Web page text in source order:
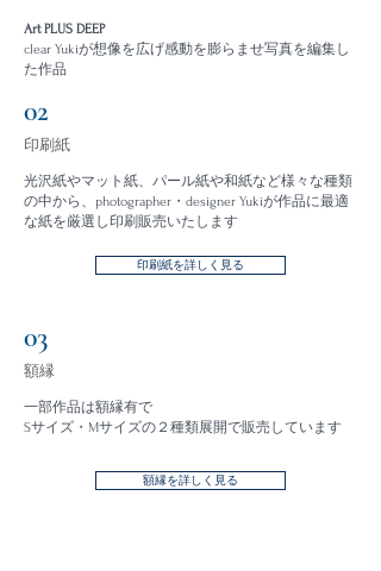
Art PLUS DEEP
clear Yukiが想像を広げ感動を膨らませ写真を編集し
た作品
02
印刷紙
光沢紙やマット紙、パール紙や和紙など様々な種類
の中から、 photographer・designer Yukiが作品に最適
な紙を厳選し印刷販売いたします
印刷紙を詳しく見る
03
額縁
一部作品は額縁有で
Sサイズ・Mサイズの２種類展開で販売しています
額縁を詳しく見る